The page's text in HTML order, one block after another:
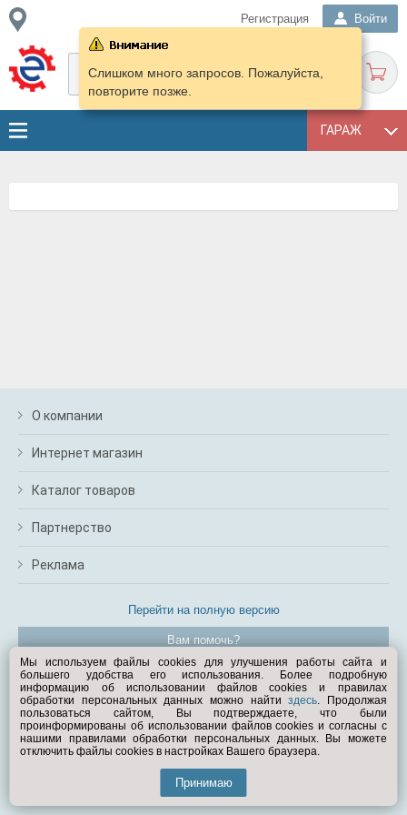
Регистрация Войти
ГАРАЖ
Слишком много запросов. Пожалуйста,
повторите позже.
О компании
Интернет магазин
Каталог товаров
Партнерство
Реклама
Перейти на полную версию
Вам помочь?
© Exist.ru 1998—2026
Мы используем файлы cookies для улучшения работы сайта и
большего удобства его использования. Более подробную
информацию об использовании файлов cookies и правилах
обработки персональных данных можно найтиздесь. Продолжая
пользоваться сайтом, Вы подтверждаете, что были
проинформированы об использовании файлов cookies и согласны с
нашими правилами обработки персональных данных. Вы можете
отключить файлы cookies в настройках Вашего браузера.
Принимаю